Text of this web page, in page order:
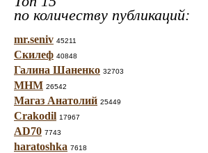
по количеству публикаций:
mr.seniv 45211
Скилеф 40848
Галина Шаненко 32703
МНМ 26542
Магаз Анатолий 25449
Crakodil 17967
AD70 7743
haratoshka 7618